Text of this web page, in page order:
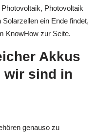
Photovoltaik
ein Ende findet,
KnowHow zur Seite.
Akkus
wir sind in
genauso zu